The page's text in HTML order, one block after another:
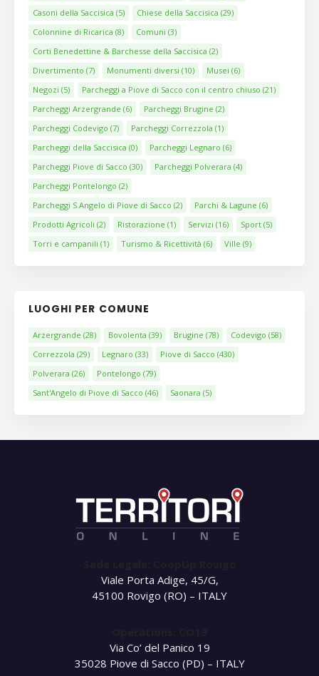
Casoni della Saccisica (5) Chiese della Saccisica (29)
Colonnine di Ricarica (8) Comuni (3)
Corti Benedettine & Barchesse della Saccisica (2)
Divertimento (7) Monumenti diversi (10) Musei (6)
Negozi (5) Parcheggi a Piove di Sacco con il centro chiuso (21)
Parcheggi Arzergrande (6) Parcheggi Brugine (2)
Parcheggi Codevigo (7) Parcheggi Correzzola (1)
Parcheggi della Saccisica (0) Parcheggi Legnaro (6)
Parcheggi Piove di Sacco (30) Parcheggi Polverara (4)
Parcheggi Pontelongo (2)
Parcheggi S.Angelo di Piove di Sacco (2) Parchi & Lagune (6)
Prodotti Agricoli (2) Ristorazione (1) Servizi (16) Sport (5)
Torri e campanili (1) Turismo & Ricettività (6) Ville (9)
LUOGHI PER COMUNE
Arzergrande (28) Bovolenta (39) Brugine (78) Codevigo (58)
Correzzola (29) Legnaro (33) Piove di Sacco (430)
Polverara (26) Pontelongo (79)
Sant'Angelo di Piove di Sacco (46) Saonara (5)
Viale Porta Adige, 45/G,
45100 Rovigo (RO) – ITALY
Via Co’ del Panico 19
35028 Piove di Sacco (PD) – ITALY